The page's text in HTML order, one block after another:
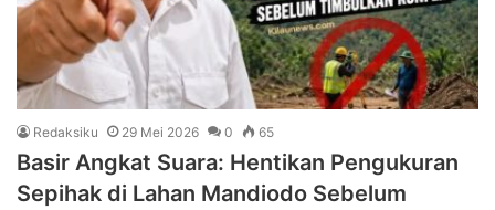
Redaksiku 29 Mei 2026 0 65
Basir Angkat Suara: Hentikan Pengukuran
Sepihak di Lahan Mandiodo Sebelum